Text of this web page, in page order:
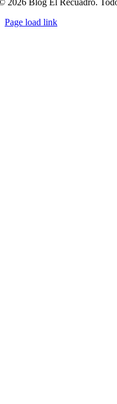
2026 Blog El Recuadro.
Page load link